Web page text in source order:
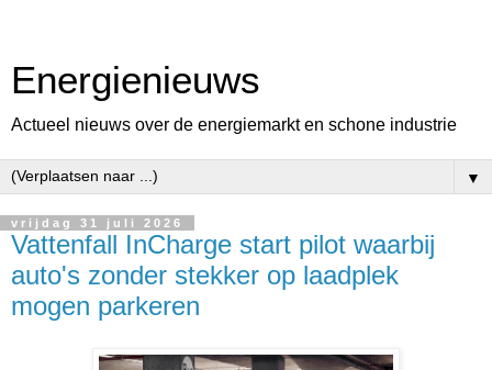
Energienieuws
Actueel nieuws over de energiemarkt en schone industrie
▼
vrijdag 31 juli 2026
Vattenfall InCharge start pilot waarbij
auto's zonder stekker op laadplek
mogen parkeren